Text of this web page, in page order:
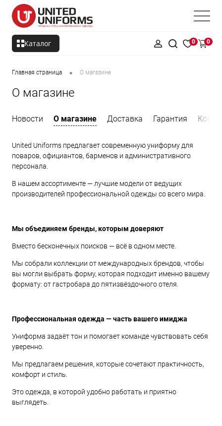
Каталог 0 0
Главная страница • О магазине
О магазине
Новости О магазине Доставка Гарантия
United Uniforms предлагает современную униформу для
поваров, официантов, барменов и административного
персонала.
В нашем ассортименте — лучшие модели от ведущих
производителей профессиональной одежды со всего мира.
Мы объединяем бренды, которым доверяют
Вместо бесконечных поисков — всё в одном месте.
Мы собрали коллекции от международных брендов, чтобы
вы могли выбрать форму, которая подходит именно вашему
формату: от гастробара до пятизвёздочного отеля.
Профессиональная одежда — часть вашего имиджа
Униформа задаёт тон и помогает команде чувствовать себя
уверенно.
Мы предлагаем решения, которые сочетают практичность,
комфорт и стиль.
Это одежда, в которой удобно работать и приятно
выглядеть.